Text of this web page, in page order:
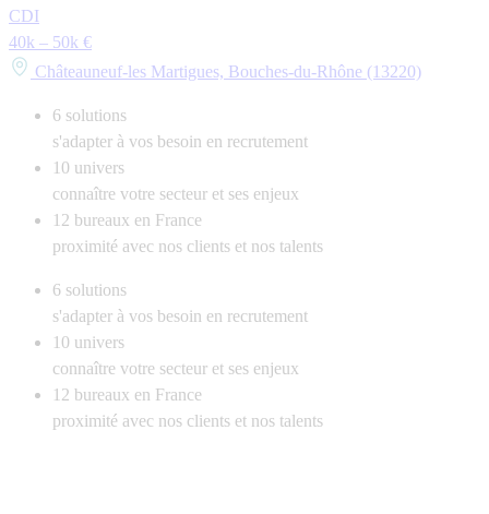
CDI
40k – 50k €
Châteauneuf-les Martigues, Bouches-du-Rhône (13220)
6 solutions
s'adapter à vos besoin en recrutement
10 univers
connaître votre secteur et ses enjeux
12 bureaux en France
proximité avec nos clients et nos talents
6 solutions
s'adapter à vos besoin en recrutement
10 univers
connaître votre secteur et ses enjeux
12 bureaux en France
proximité avec nos clients et nos talents